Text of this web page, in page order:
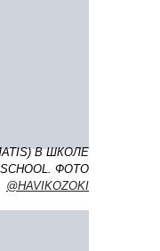
В ШКОЛЕ
ФОТО
@HAVIKOZOKI